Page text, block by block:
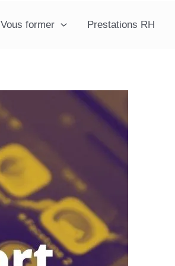
Vous former Prestations RH